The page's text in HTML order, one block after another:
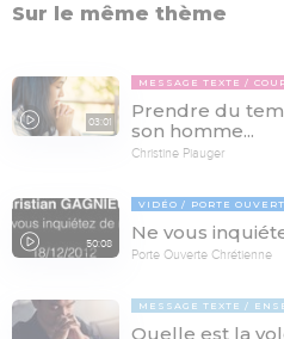
Sur le même thème
03:01
MESSAGE TEXTE
Prendre du
son homme...
Christine Piauger
50:08
VIDÉO PORTE
Ne vous
Porte Ouverte Chrétienne
MESSAGE TEXTE
Quelle est la